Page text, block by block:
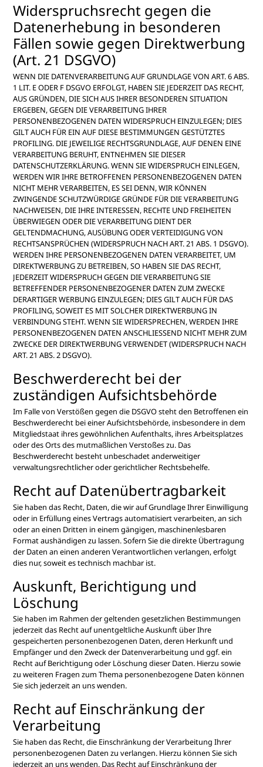
Widerspruchsrecht gegen die
Datenerhebung in besonderen
Fällen sowie gegen Direktwerbung
(Art. 21 DSGVO)
WENN DIE DATENVERARBEITUNG AUF GRUNDLAGE VON ART. 6 ABS.
1 LIT. E ODER F DSGVO ERFOLGT, HABEN SIE JEDERZEIT DAS RECHT,
AUS GRÜNDEN, DIE SICH AUS IHRER BESONDEREN SITUATION
ERGEBEN, GEGEN DIE VERARBEITUNG IHRER
PERSONENBEZOGENEN DATEN WIDERSPRUCH EINZULEGEN; DIES
GILT AUCH FÜR EIN AUF DIESE BESTIMMUNGEN GESTÜTZTES
PROFILING. DIE JEWEILIGE RECHTSGRUNDLAGE, AUF DENEN EINE
VERARBEITUNG BERUHT, ENTNEHMEN SIE DIESER
DATENSCHUTZERKLÄRUNG. WENN SIE WIDERSPRUCH EINLEGEN,
WERDEN WIR IHRE BETROFFENEN PERSONENBEZOGENEN DATEN
NICHT MEHR VERARBEITEN, ES SEI DENN, WIR KÖNNEN
ZWINGENDE SCHUTZWÜRDIGE GRÜNDE FÜR DIE VERARBEITUNG
NACHWEISEN, DIE IHRE INTERESSEN, RECHTE UND FREIHEITEN
ÜBERWIEGEN ODER DIE VERARBEITUNG DIENT DER
GELTENDMACHUNG, AUSÜBUNG ODER VERTEIDIGUNG VON
RECHTSANSPRÜCHEN (WIDERSPRUCH NACH ART. 21 ABS. 1 DSGVO).
WERDEN IHRE PERSONENBEZOGENEN DATEN VERARBEITET, UM
DIREKTWERBUNG ZU BETREIBEN, SO HABEN SIE DAS RECHT,
JEDERZEIT WIDERSPRUCH GEGEN DIE VERARBEITUNG SIE
BETREFFENDER PERSONENBEZOGENER DATEN ZUM ZWECKE
DERARTIGER WERBUNG EINZULEGEN; DIES GILT AUCH FÜR DAS
PROFILING, SOWEIT ES MIT SOLCHER DIREKTWERBUNG IN
VERBINDUNG STEHT. WENN SIE WIDERSPRECHEN, WERDEN IHRE
PERSONENBEZOGENEN DATEN ANSCHLIESSEND NICHT MEHR ZUM
ZWECKE DER DIREKTWERBUNG VERWENDET (WIDERSPRUCH NACH
ART. 21 ABS. 2 DSGVO).
Beschwerde­recht bei der
zuständigen Aufsichts­behörde
Im Falle von Verstößen gegen die DSGVO steht den Betroffenen ein
Beschwerderecht bei einer Aufsichtsbehörde, insbesondere in dem
Mitgliedstaat ihres gewöhnlichen Aufenthalts, ihres Arbeitsplatzes
oder des Orts des mutmaßlichen Verstoßes zu. Das
Beschwerderecht besteht unbeschadet anderweitiger
verwaltungsrechtlicher oder gerichtlicher Rechtsbehelfe.
Recht auf Daten­übertrag­barkeit
Sie haben das Recht, Daten, die wir auf Grundlage Ihrer Einwilligung
oder in Erfüllung eines Vertrags automatisiert verarbeiten, an sich
oder an einen Dritten in einem gängigen, maschinenlesbaren
Format aushändigen zu lassen. Sofern Sie die direkte Übertragung
der Daten an einen anderen Verantwortlichen verlangen, erfolgt
dies nur, soweit es technisch machbar ist.
Auskunft, Berichtigung und
Löschung
Sie haben im Rahmen der geltenden gesetzlichen Bestimmungen
jederzeit das Recht auf unentgeltliche Auskunft über Ihre
gespeicherten personenbezogenen Daten, deren Herkunft und
Empfänger und den Zweck der Datenverarbeitung und ggf. ein
Recht auf Berichtigung oder Löschung dieser Daten. Hierzu sowie
zu weiteren Fragen zum Thema personenbezogene Daten können
Sie sich jederzeit an uns wenden.
Recht auf Einschränkung der
Verarbeitung
Sie haben das Recht, die Einschränkung der Verarbeitung Ihrer
personenbezogenen Daten zu verlangen. Hierzu können Sie sich
jederzeit an uns wenden. Das Recht auf Einschränkung der